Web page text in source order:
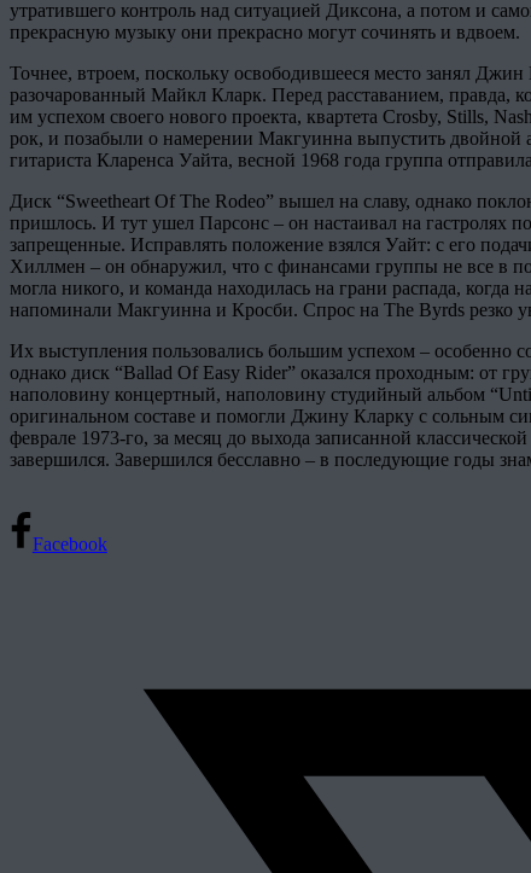
утратившего контроль над ситуацией Диксона, а потом и
прекрасную музыку они прекрасно могут сочинять и вдвоем.
Точнее, втроем, поскольку освободившееся место занял
разочарованный Майкл Кларк. Перед расставанием, правда,
им успехом своего нового проекта, квартета Crosby, Stills,
рок, и позабыли о намерении Макгуинна выпустить
гитариста Кларенса Уайта, весной 1968 года группа
Диск “Sweetheart Of The Rodeo” вышел на славу, однако
пришлось. И тут ушел Парсонс – он настаивал на
запрещенные. Исправлять положение взялся Уайт: с его
Хиллмен – он обнаружил, что с финансами группы не все в
могла никого, и команда находилась на грани распада,
напоминали Макгуинна и Кросби. Спрос на The Byrds резко
Их выступления пользовались большим успехом –
однако диск “Ballad Of Easy Rider” оказался проходным: от
наполовину концертный, наполовину студийный альбом
оригинальном составе и помогли Джину Кларку с сольным
феврале 1973-го, за месяц до выхода записанной
завершился. Завершился бесславно – в последующие годы
Facebook